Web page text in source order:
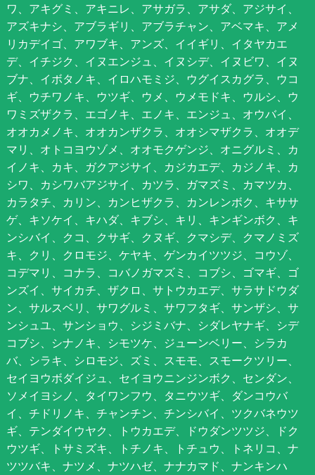
ワ、アキグミ、アキニレ、アサガラ、アサダ、アジサイ、
アズキナシ、アブラギリ、アブラチャン、アベマキ、アメ
リカデイゴ、アワブキ、アンズ、イイギリ、イタヤカエ
デ、イチジク、イヌエンジュ、イヌシデ、イヌビワ、イヌ
ブナ、イボタノキ、イロハモミジ、ウグイスカグラ、ウコ
ギ、ウチワノキ、ウツギ、ウメ、ウメモドキ、ウルシ、ウ
ワミズザクラ、エゴノキ、エノキ、エンジュ、オウバイ、
オオカメノキ、オオカンザクラ、オオシマザクラ、オオデ
マリ、オトコヨウゾメ、オオモクゲンジ、オニグルミ、カ
イノキ、カキ、ガクアジサイ、カジカエデ、カジノキ、カ
シワ、カシワバアジサイ、カツラ、ガマズミ、カマツカ、
カラタチ、カリン、カンヒザクラ、カンレンボク、キササ
ゲ、キソケイ、キハダ、キブシ、キリ、キンギンボク、キ
ンシバイ、クコ、クサギ、クヌギ、クマシデ、クマノミズ
キ、クリ、クロモジ、ケヤキ、ゲンカイツツジ、コウゾ、
コデマリ、コナラ、コバノガマズミ、コブシ、ゴマギ、ゴ
ンズイ、サイカチ、ザクロ、サトウカエデ、サラサドウダ
ン、サルスベリ、サワグルミ、サワフタギ、サンザシ、サ
ンシュユ、サンショウ、シジミバナ、シダレヤナギ、シデ
コブシ、シナノキ、シモツケ、ジューンベリー、シラカ
バ、シラキ、シロモジ、ズミ、スモモ、スモークツリー、
セイヨウボダイジュ、セイヨウニンジンボク、センダン、
ソメイヨシノ、タイワンフウ、タニウツギ、ダンコウバ
イ、チドリノキ、チャンチン、チンシバイ、ツクバネウツ
ギ、テンダイウヤク、トウカエデ、ドウダンツツジ、ドク
ウツギ、トサミズキ、トチノキ、トチュウ、トネリコ、ナ
ツツバキ、ナツメ、ナツハゼ、ナナカマド、ナンキンハ